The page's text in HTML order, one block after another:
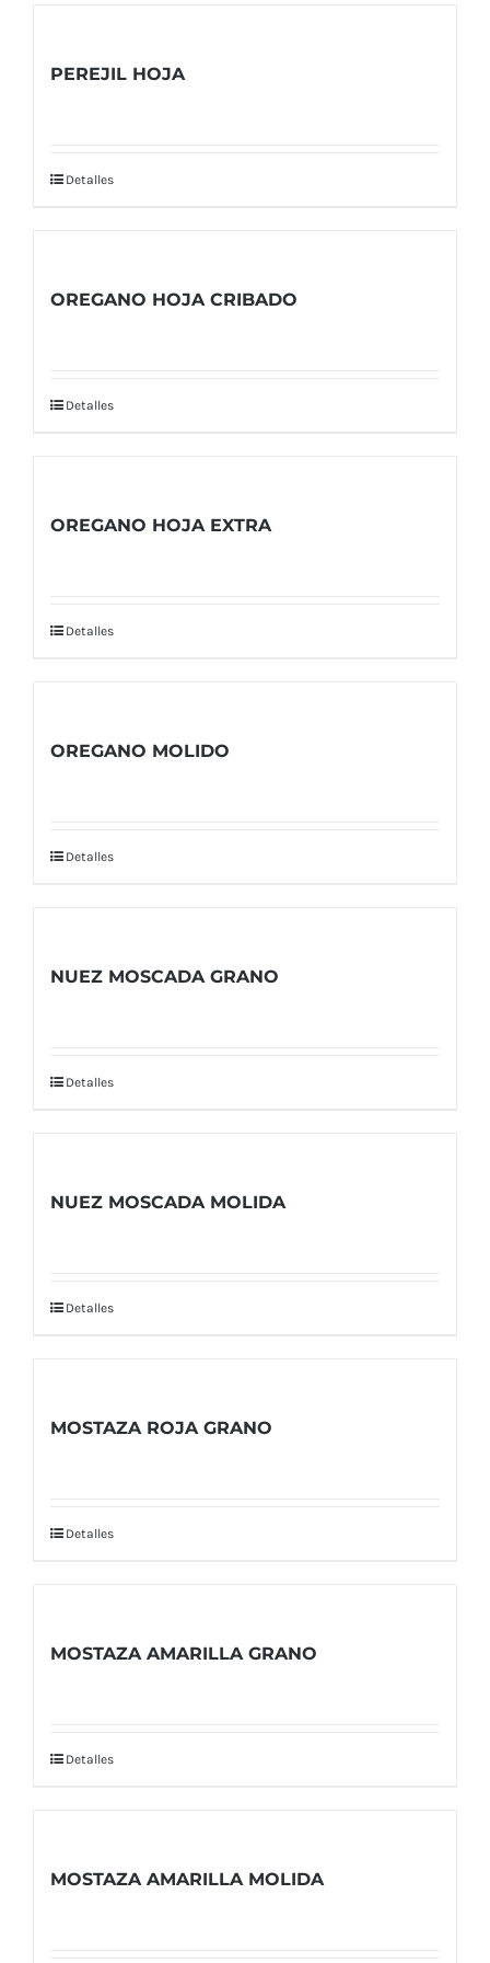
PEREJIL HOJA
Detalles
OREGANO HOJA CRIBADO
Detalles
OREGANO HOJA EXTRA
Detalles
OREGANO MOLIDO
Detalles
NUEZ MOSCADA GRANO
Detalles
NUEZ MOSCADA MOLIDA
Detalles
MOSTAZA ROJA GRANO
Detalles
MOSTAZA AMARILLA GRANO
Detalles
MOSTAZA AMARILLA MOLIDA